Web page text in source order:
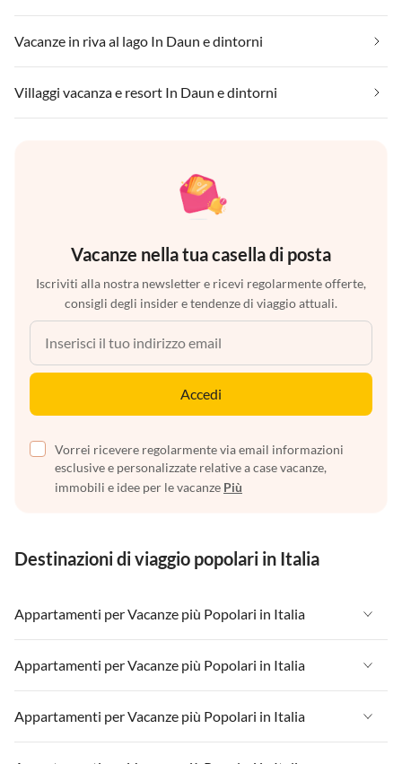
Vacanze in riva al lago In Daun e dintorni
Villaggi vacanza e resort In Daun e dintorni
Vacanze nella tua casella di posta
Iscriviti alla nostra newsletter e ricevi regolarmente offerte,
consigli degli insider e tendenze di viaggio attuali.
Accedi
Vorrei ricevere regolarmente via email informazioni
esclusive e personalizzate relative a case vacanze,
immobili e idee per le vacanze Più
Destinazioni di viaggio popolari in Italia
Appartamenti per Vacanze più Popolari in Italia
Appartamenti per Vacanze in Italia
Appartamenti per Vacanze in Liguria
Appartamenti per Vacanze in Lombardia
Appartamenti per Vacanze più Popolari in Italia
Appartamenti per Vacanze in Italia
Appartamenti per Vacanze in Liguria
Appartamenti per Vacanze più Popolari in Italia